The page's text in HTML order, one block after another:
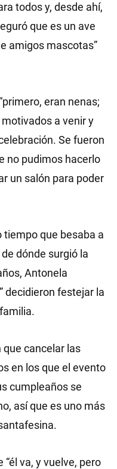
todos y, desde ahí,
que es un ave
amigos mascotas”
eran nenas;
a venir y
Se fueron
no pudimos hacerlo
un salón para poder
tiempo que besaba a
dónde surgió la
Antonela
decidieron festejar la
cancelar las
en los que el evento
cumpleaños se
así que es uno más
va, y vuelve, pero